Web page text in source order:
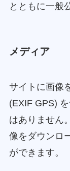
とともに一般
メディア
サイトに画像
(EXIF GPS)
はありません
像をダウンロ
ができます。